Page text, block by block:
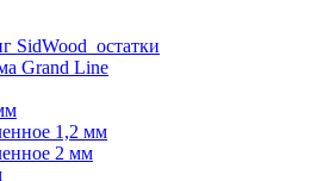
SidWood_остатки
Grand Line
1,2 мм
2 мм